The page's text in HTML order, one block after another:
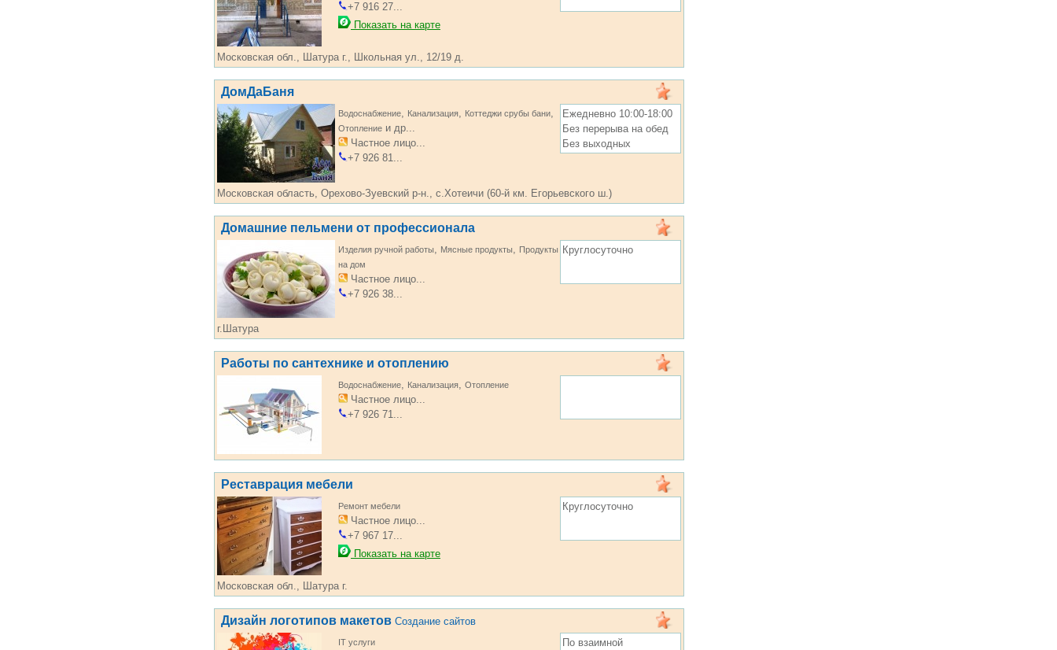
+7 916 27...
Показать на карте
Московская обл., Шатура г., Школьная ул., 12/19 д.
ДомДаБаня
Водоснабжение, Канализация, Коттеджи срубы бани,
Отопление и др...
Частное лицо...
+7 926 81...
Ежедневно 10:00-18:00
Без перерыва на обед
Без выходных
Московская область, Орехово-Зуевский р-н., с.Хотеичи (60-й км. Егорьевского ш.)
Домашние пельмени от профессионала
Изделия ручной работы, Мясные продукты, Продукты
на дом
Частное лицо...
+7 926 38...
Круглосуточно
г.Шатура
Работы по сантехнике и отоплению
Водоснабжение, Канализация, Отопление
Частное лицо...
+7 926 71...
Реставрация мебели
Ремонт мебели
Частное лицо...
+7 967 17...
Показать на карте
Круглосуточно
Московская обл., Шатура г.
Дизайн логотипов макетов Создание сайтов
IT услуги
По взаимной